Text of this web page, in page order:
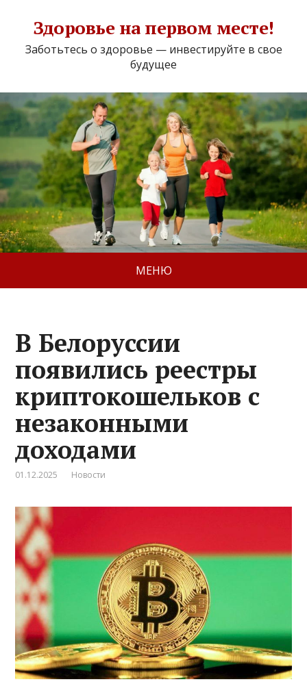
Здоровье на первом месте!
Заботьтесь о здоровье — инвестируйте в свое
будущее
МЕНЮ
В Белоруссии
появились реестры
криптокошельков с
незаконными
доходами
01.12.2025 Новости